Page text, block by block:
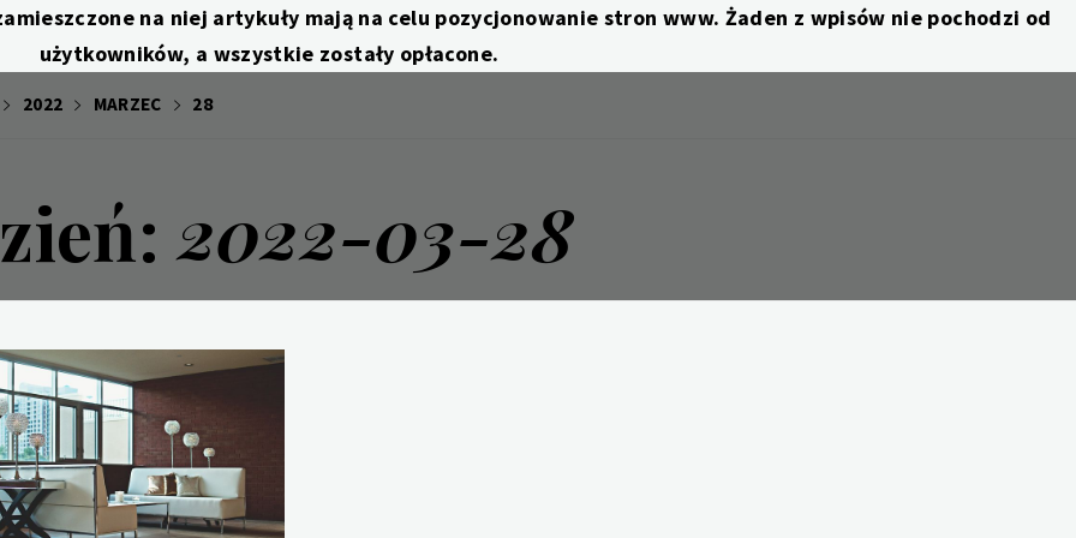
na niej artykuły mają na celu pozycjonowanie stron www. Żaden z wpisów nie pochodzi od
użytkowników, a wszystkie zostały opłacone.
2022 MARZEC 28
2022-03-28